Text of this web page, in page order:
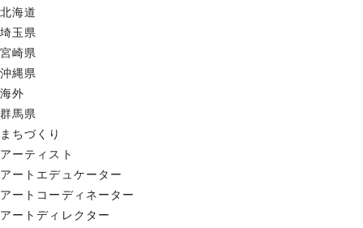
北海道
埼玉県
宮崎県
沖縄県
海外
群馬県
まちづくり
アーティスト
アートエデュケーター
アートコーディネーター
アートディレクター